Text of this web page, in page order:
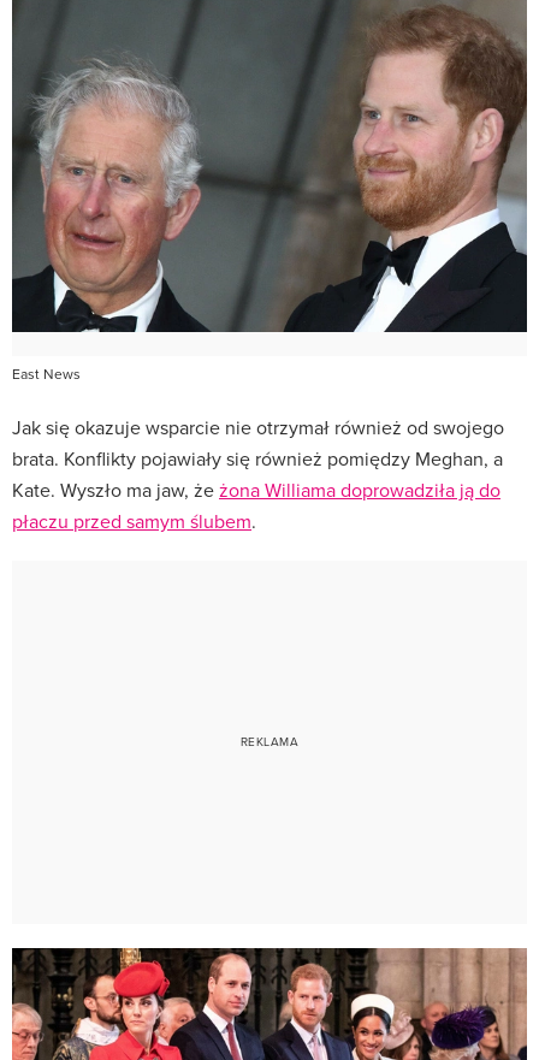
East News
Jak się okazuje wsparcie nie otrzymał również od swojego
brata. Konflikty pojawiały się również pomiędzy Meghan, a
Kate. Wyszło ma jaw, żeżona Williama doprowadziła ją do
płaczu przed samym ślubem.